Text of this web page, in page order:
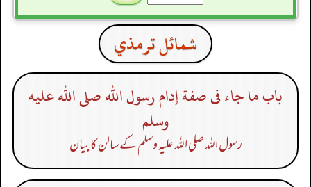
شمائل ترمذي
باب ما جاء فى صفة إدام رسول الله صلى الله عليه
وسلم
رسول اللہ صلی اللہ علیہ وسلم کے سالن کا بیان